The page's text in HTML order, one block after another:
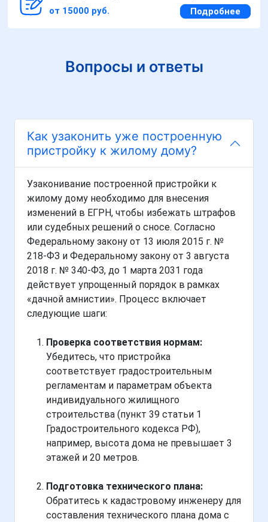
от 15000 руб. Подробнее
Вопросы и ответы
Как узаконить уже построенную
пристройку к жилому дому?
Узаконивание построенной пристройки к
жилому дому необходимо для внесения
изменений в ЕГРН, чтобы избежать штрафов
или судебных решений о сносе. Согласно
Федеральному закону от 13 июля 2015 г. №
218-ФЗ и Федеральному закону от 3 августа
2018 г. № 340-ФЗ, до 1 марта 2031 года
действует упрощенный порядок в рамках
«дачной амнистии». Процесс включает
следующие шаги:
Проверка соответствия нормам:
Убедитесь, что пристройка
соответствует градостроительным
регламентам и параметрам объекта
индивидуального жилищного
строительства (пункт 39 статьи 1
Градостроительного кодекса РФ),
например, высота дома не превышает 3
этажей и 20 метров.
Подготовка технического плана:
Обратитесь к кадастровому инженеру для
составления технического плана дома с